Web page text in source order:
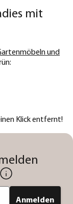
mit
und
Klick entfernt!
Anmelden